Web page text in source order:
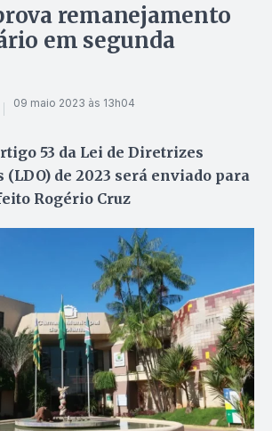
remanejamento
em segunda
09 maio 2023 às 13h04
53 da Lei de Diretrizes
de 2023 será enviado para
Rogério Cruz